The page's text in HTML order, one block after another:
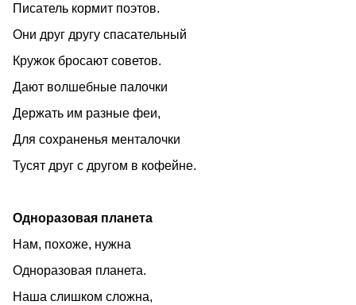
Писатель кормит поэтов.
Они друг другу спасательный
Кружок бросают советов.
Дают волшебные палочки
Держать им разные феи,
Для сохраненья менталочки
Тусят друг с другом в кофейне.
Одноразовая планета
Нам, похоже, нужна
Одноразовая планета.
Наша слишком сложна,